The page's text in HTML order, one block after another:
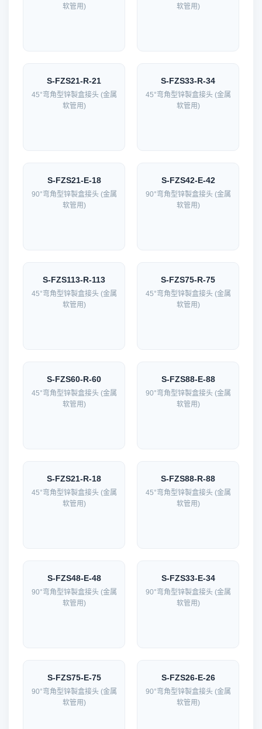
软管用)
软管用)
S-FZS21-R-21
45°弯角型锌製盒接头 (金属
软管用)
S-FZS33-R-34
45°弯角型锌製盒接头 (金属
软管用)
S-FZS21-E-18
90°弯角型锌製盒接头 (金属
软管用)
S-FZS42-E-42
90°弯角型锌製盒接头 (金属
软管用)
S-FZS113-R-113
45°弯角型锌製盒接头 (金属
软管用)
S-FZS75-R-75
45°弯角型锌製盒接头 (金属
软管用)
S-FZS60-R-60
45°弯角型锌製盒接头 (金属
软管用)
S-FZS88-E-88
90°弯角型锌製盒接头 (金属
软管用)
S-FZS21-R-18
45°弯角型锌製盒接头 (金属
软管用)
S-FZS88-R-88
45°弯角型锌製盒接头 (金属
软管用)
S-FZS48-E-48
90°弯角型锌製盒接头 (金属
软管用)
S-FZS33-E-34
90°弯角型锌製盒接头 (金属
软管用)
S-FZS75-E-75
90°弯角型锌製盒接头 (金属
软管用)
S-FZS26-E-26
90°弯角型锌製盒接头 (金属
软管用)